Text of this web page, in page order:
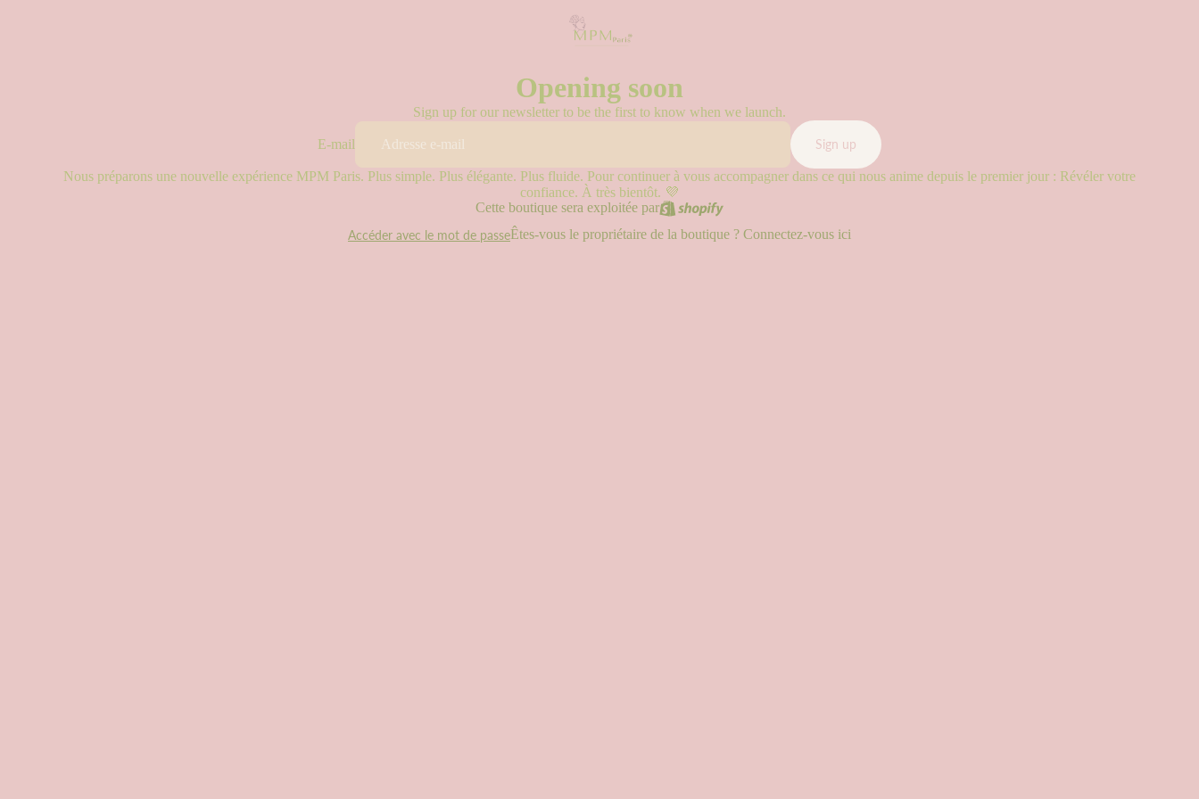
Opening soon
Sign up for our newsletter to be the first to know when we launch.
E-mail Sign up
Nous préparons une nouvelle expérience MPM Paris. Plus simple. Plus élégante. Plus fluide. Pour continuer à vous accompagner dans ce qui nous anime depuis le premier jour : Révéler votre
confiance. À très bientôt. 💜
Cette boutique sera exploitée par
Accéder avec le mot de passeÊtes-vous le propriétaire de la boutique ? Connectez-vous ici